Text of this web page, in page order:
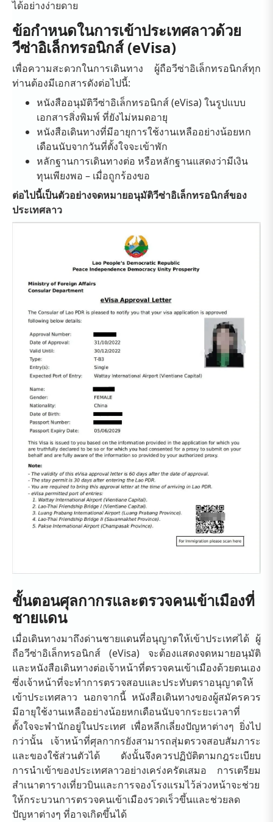
ได้อย่างง่ายดาย
ข้อกำหนดในการเข้าประเทศลาวด้วย
วีซ่าอิเล็กทรอนิกส์ (eVisa)
เพื่อความสะดวกในการเดินทาง ผู้ถือวีซ่าอิเล็กทรอนิกส์ทุก
ท่านต้องมีเอกสารดังต่อไปนี้:
หนังสืออนุมัติวีซ่าอิเล็กทรอนิกส์ (eVisa) ในรูปแบบ
เอกสารสิ่งพิมพ์ ที่ยังไม่หมดอายุ
หนังสือเดินทางที่มีอายุการใช้งานเหลืออย่างน้อยหก
เดือนนับจากวันที่ตั้งใจจะเข้าพัก
หลักฐานการเดินทางต่อ หรือหลักฐานแสดงว่ามีเงิน
ทุนเพียงพอ – เมื่อถูกร้องขอ
ต่อไปนี้เป็นตัวอย่างจดหมายอนุมัติวีซ่าอิเล็กทรอนิกส์ของ
ประเทศลาว
ขั้นตอนศุลกากรและตรวจคนเข้าเมืองที่
ชายแดน
เมื่อเดินทางมาถึงด่านชายแดนที่อนุญาตให้เข้าประเทศได้ ผู้
ถือวีซ่าอิเล็กทรอนิกส์ (eVisa) จะต้องแสดงจดหมายอนุมัติ
และหนังสือเดินทางต่อเจ้าหน้าที่ตรวจคนเข้าเมืองด้วยตนเอง
ซึ่งเจ้าหน้าที่จะทำการตรวจสอบและประทับตราอนุญาตให้
เข้าประเทศลาว นอกจากนี้ หนังสือเดินทางของผู้สมัครควร
มีอายุใช้งานเหลืออย่างน้อยหกเดือนนับจากระยะเวลาที่
ตั้งใจจะพำนักอยู่ในประเทศ เพื่อหลีกเลี่ยงปัญหาต่างๆ ยิ่งไป
กว่านั้น เจ้าหน้าที่ศุลกากรยังสามารถสุ่มตรวจสอบสัมภาระ
และของใช้ส่วนตัวได้ ดังนั้นจึงควรปฏิบัติตามกฎระเบียบ
การนำเข้าของประเทศลาวอย่างเคร่งครัดเสมอ การเตรียม
สำเนาตารางเที่ยวบินและการจองโรงแรมไว้ล่วงหน้าจะช่วย
ให้กระบวนการตรวจคนเข้าเมืองรวดเร็วขึ้นและช่วยลด
ปัญหาต่างๆ ที่อาจเกิดขึ้นได้